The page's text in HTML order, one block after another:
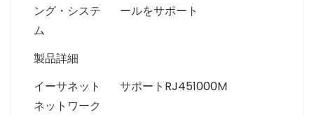
ング・システ
ム
ールをサポート
製品詳細
イーサネット
ネットワーク
サポートRJ451000M